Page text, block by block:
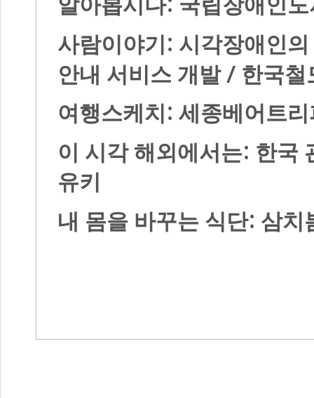
알아봅시다 국립장애인
사람이야기: 시각장애인
안내 서비스 개발 / 한국철
여행스케치 : 세종베어트
이 시각 해외에서는: 한국
유키
내 몸을 바꾸는 식단: 삼치